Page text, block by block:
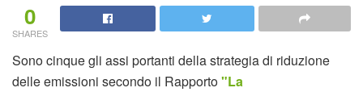
0
SHARES
Sono cinque gli assi portanti della strategia di riduzione
delle emissioni secondo il Rapporto"La